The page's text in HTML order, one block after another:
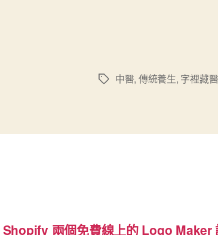
標
中醫, 傳統養生, 字裡藏醫
兩個免費線上的 Logo Maker